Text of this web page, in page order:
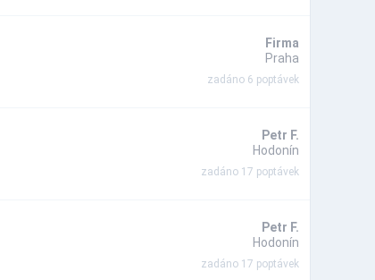
Firma
Praha
zadáno 6 poptávek
Petr F.
Hodonín
zadáno 17 poptávek
Petr F.
Hodonín
zadáno 17 poptávek